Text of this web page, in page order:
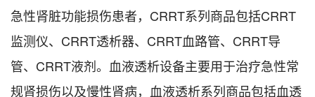
急性肾脏功能损伤患者，CRRT系列商品包括CRRT
监测仪、CRRT透析器、CRRT血路管、CRRT导
管、CRRT液剂。血液透析设备主要用于治疗急性常
规肾损伤以及慢性肾病，血液透析系列商品包括血透